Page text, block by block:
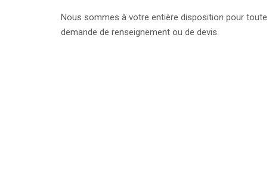
Nous sommes à votre entière disposition pour toute
demande de renseignement ou de devis.